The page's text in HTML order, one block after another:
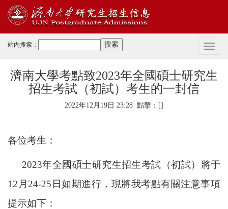
站內搜索：
切
航
濟南大學考點致2023年全國碩士研究生
招生考試（初試）考生的一封信
2022年12月19日 23:28 點擊：[]
各位考生：
2023年全國碩士研究生招生考試（初試）將于
12月24-25日如期進行，現將我考點有關注意事項
提示如下：